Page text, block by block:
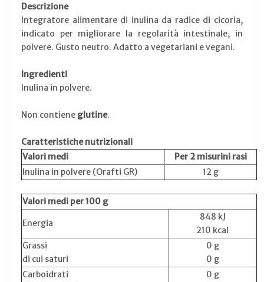
Descrizione
Integratore alimentare di inulina da radice di cicoria,
indicato per migliorare la regolarità intestinale, in
polvere. Gusto neutro. Adatto a vegetariani e vegani.
Ingredienti
Inulina in polvere.
Non contiene glutine.
Caratteristiche nutrizionali
Valori medi
Per 2 misurini rasi
Inulina in polvere (Orafti GR)
12 g
Valori medi per 100 g
Energia
848 kJ
210 kcal
Grassi
di cui saturi
0 g
0 g
Carboidrati
0 g